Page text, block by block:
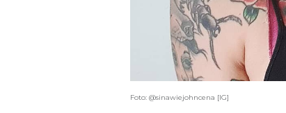
Foto: @sinawiejohncena [IG]